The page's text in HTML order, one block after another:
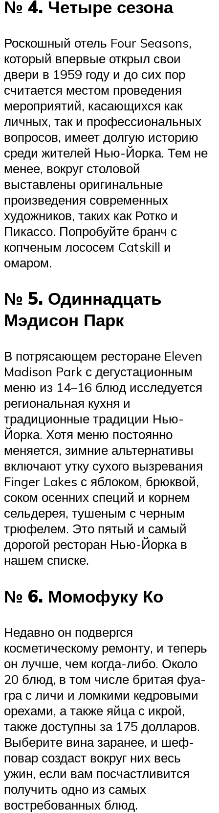
№ 4. Четыре сезона
Роскошный отель Four Seasons,
который впервые открыл свои
двери в 1959 году и до сих пор
считается местом проведения
мероприятий, касающихся как
личных, так и профессиональных
вопросов, имеет долгую историю
среди жителей Нью-Йорка. Тем не
менее, вокруг столовой
выставлены оригинальные
произведения современных
художников, таких как Ротко и
Пикассо. Попробуйте бранч с
копченым лососем Catskill и
омаром.
№ 5. Одиннадцать
Мэдисон Парк
В потрясающем ресторане Eleven
Madison Park с дегустационным
меню из 14–16 блюд исследуется
региональная кухня и
традиционные традиции Нью-
Йорка. Хотя меню постоянно
меняется, зимние альтернативы
включают утку сухого вызревания
Finger Lakes с яблоком, брюквой,
соком осенних специй и корнем
сельдерея, тушеным с черным
трюфелем. Это пятый и самый
дорогой ресторан Нью-Йорка в
нашем списке.
№ 6. Момофуку Ко
Недавно он подвергся
косметическому ремонту, и теперь
он лучше, чем когда-либо. Около
20 блюд, в том числе бритая фуа-
гра с личи и ломкими кедровыми
орехами, а также яйца с икрой,
также доступны за 175 долларов.
Выберите вина заранее, и шеф-
повар создаст вокруг них весь
ужин, если вам посчастливится
получить одно из самых
востребованных блюд.